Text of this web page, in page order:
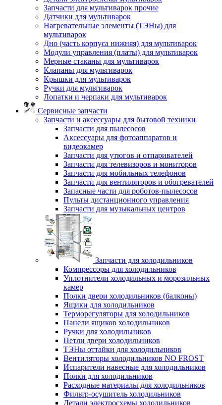
Запчасти для мультиварок прочие
Датчики для мультиварок
Нагревательные элементы (ТЭНы) для
мультиварок
Дно (часть корпуса нижняя) для мультиварок
Модули управления (платы) для мультиварок
Мерные стаканы для мультиварок
Клапаны для мультиварок
Крышки для мультиварок
Ручки для мультиварок
Лопатки и черпаки для мультиварок
Сервисные запчасти
Запчасти и аксессуары для бытовой техники
Запчасти для пылесосов
Аксессуары для фотоаппаратов и
видеокамер
Запчасти для утюгов и отпаривателей
Запчасти для телевизоров и мониторов
Запчасти для мобильных телефонов
Запчасти для вентиляторов и обогревателей
Запасные части для роботов-пылесосов
Пульты дистанционного управления
Запчасти для музыкальных центров
Запчасти для холодильников
Компрессоры для холодильников
Уплотнители холодильных и морозильных
камер
Полки двери холодильников (балконы)
Ящики для холодильников
Терморегуляторы для холодильников
Панели ящиков холодильников
Ручки для холодильников
Петли двери холодильников
ТЭНы оттайки для холодильников
Вентиляторы холодильников NO FROST
Испарители навесные для холодильников
Полки для холодильников
Расходные материалы для холодильников
Фильтр-осушитель холодильников
Детали электросхемы холодильников